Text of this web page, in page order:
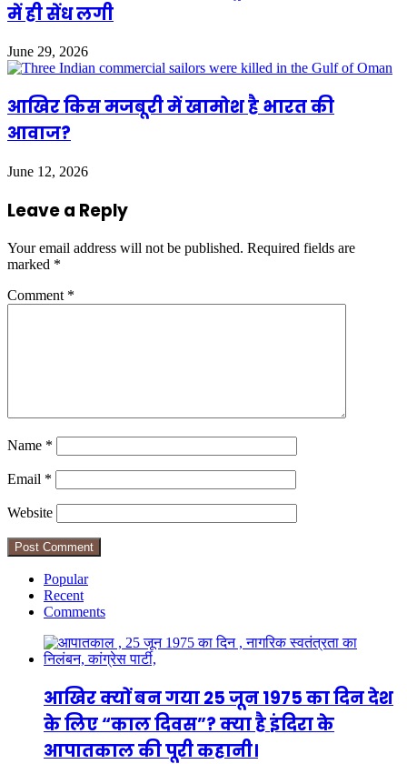
में ही सेंध लगी
June 29, 2026
आखिर किस मजबूरी में खामोश है भारत की
आवाज?
June 12, 2026
Leave a Reply
Your email address will not be published. Required fields are
marked *
Comment *
Name *
Email *
Website
Popular
Recent
Comments
आखिर क्यों बन गया 25 जून 1975 का दिन देश
के लिए “काल दिवस”? क्या है इंदिरा के
आपातकाल की पूरी कहानी।